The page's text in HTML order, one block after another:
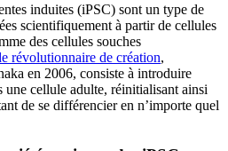
induites (iPSC) sont un type de
scientifiquement à partir de cellules
des cellules souches
révolutionnaire de création,
en 2006, consiste à introduire
une cellule adulte, réinitialisant ainsi
de se différencier en n’importe quel